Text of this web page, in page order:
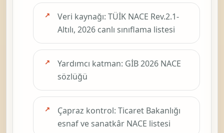
Veri kaynağı: TÜİK NACE Rev.2.1-
Altılı, 2026 canlı sınıflama listesi
Yardımcı katman: GİB 2026 NACE
sözlüğü
Çapraz kontrol: Ticaret Bakanlığı
esnaf ve sanatkâr NACE listesi